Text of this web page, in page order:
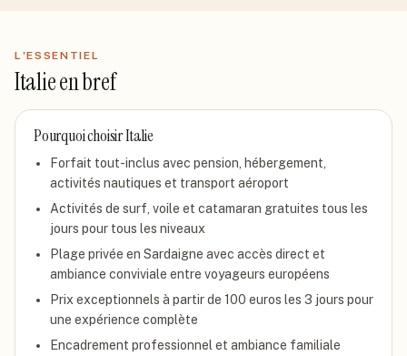
L'ESSENTIEL
Italieen bref
Pourquoi choisirItalie
Forfait tout-inclus avec pension, hébergement,
activités nautiques et transport aéroport
Activités de surf, voile et catamaran gratuites tous les
jours pour tous les niveaux
Plage privée en Sardaigne avec accès direct et
ambiance conviviale entre voyageurs européens
Prix exceptionnels à partir de 100 euros les 3 jours pour
une expérience complète
Encadrement professionnel et ambiance familiale